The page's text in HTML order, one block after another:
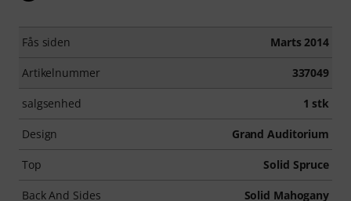
Fås siden Marts 2014
Artikelnummer 337049
salgsenhed 1 stk
Design Grand Auditorium
Top Solid Spruce
Back And Sides Solid Mahogany